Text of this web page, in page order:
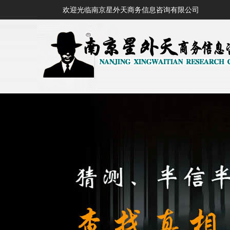
欢迎光临南京星外天商务信息咨询有限公司